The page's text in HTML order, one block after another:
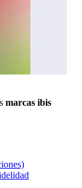
marcas ibis